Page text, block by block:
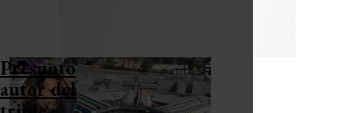
Presunto
autor del